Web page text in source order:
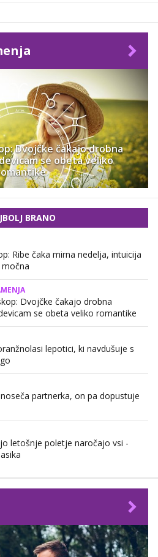
Dvojčke čakajo drobna
se obeta veliko
BRANO
Ribe čaka mirna nedelja, intuicija
Dvojčke čakajo drobna
se obeta veliko romantike
lepotici, ki navdušuje s
partnerka, on pa dopustuje
letošnje poletje naročajo vsi -